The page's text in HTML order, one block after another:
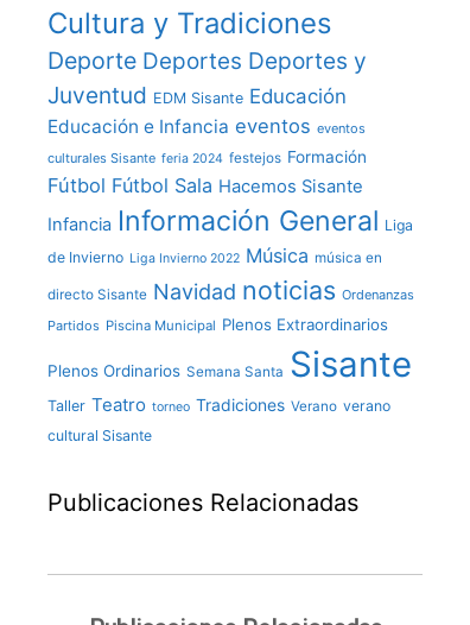
Cultura y Tradiciones
Deporte Deportes Deportes y
Juventud EDM Sisante Educación
Educación e Infancia eventos eventos
culturales Sisante feria 2024 festejos Formación
Fútbol Fútbol Sala Hacemos Sisante
Infancia Información General Liga
de Invierno Liga Invierno 2022 Música música en
directo Sisante Navidad noticias Ordenanzas
Partidos Piscina Municipal Plenos Extraordinarios
Plenos Ordinarios Semana Santa Sisante
Taller Teatro torneo Tradiciones Verano verano
cultural Sisante
Publicaciones Relacionadas